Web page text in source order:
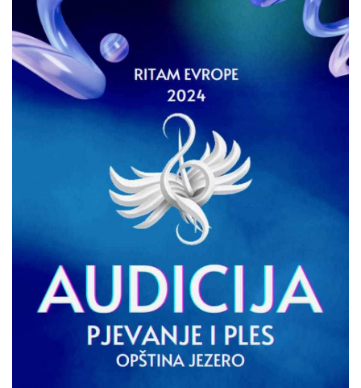
Fotogalerija
O Načelniku
Zamjenik načelnika
Izvještaj o radu načelnika
SKUPŠTINA
Statut Opštine
Skupštinsko vijeće opštine jezero
Sastav Skupštine
Službeni Glasnici
OPŠTINSKA UPRAVA